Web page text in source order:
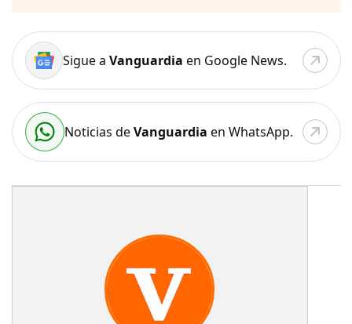
Sigue a Vanguardia en Google News.
Noticias deVanguardia en WhatsApp.